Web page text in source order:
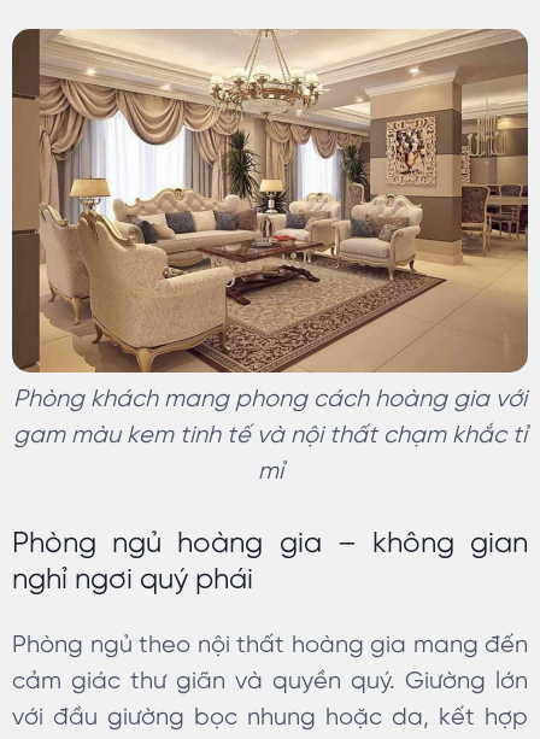
Phòng khách mang phong cách hoàng gia với
gam màu kem tinh tế và nội thất chạm khắc tỉ
mỉ
Phòng ngủ hoàng gia – không gian
nghỉ ngơi quý phái
Phòng ngủ theo nội thất hoàng gia mang đến
cảm giác thư giãn và quyền quý. Giường lớn
với đầu giường bọc nhung hoặc da, kết hợp